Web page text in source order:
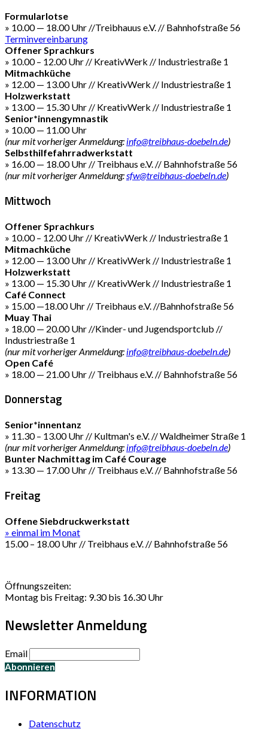
Formularlotse
» 10.00 — 18.00 Uhr //Treibhauus e.V. // Bahnhofstraße 56
Terminvereinbarung
Offener Sprachkurs
» 10.00 – 12.00 Uhr // KreativWerk // Industriestraße 1
Mitmachküche
» 12.00 — 13.00 Uhr // KreativWerk // Industriestraße 1
Holzwerkstatt
» 13.00 — 15.30 Uhr // KreativWerk // Industriestraße 1
Senior*innengymnastik
» 10.00 — 11.00 Uhr
(nur mit vorheriger Anmeldung: info@treibhaus-doebeln.de)
Selbsthilfefahrradwerkstatt
» 16.00 — 18.00 Uhr // Treibhaus e.V. // Bahnhofstraße 56
(nur mit vorheriger Anmeldung:sfw@treibhaus-doebeln.de)
Mittwoch
Offener Sprachkurs
» 10.00 – 12.00 Uhr // KreativWerk // Industriestraße 1
Mitmachküche
» 12.00 — 13.00 Uhr // KreativWerk // Industriestraße 1
Holzwerkstatt
» 13.00 — 15.30 Uhr // KreativWerk // Industriestraße 1
Café Connect
» 15.00 —18.00 Uhr // Treibhaus e.V. //Bahnhofstraße 56
Muay Thai
» 18.00 — 20.00 Uhr //Kinder- und Jugendsportclub //
Industriestraße 1
(nur mit vorheriger Anmeldung: info@treibhaus-doebeln.de)
Open Café
» 18.00 — 21.00 Uhr // Treibhaus e.V. // Bahnhofstraße 56
Donnerstag
Senior*innentanz
» 11.30 – 13.00 Uhr // Kultman's e.V. // Waldheimer Straße 1
(nur mit vorheriger Anmeldung: info@treibhaus-doebeln.de)
Bunter Nachmittag im Café Courage
» 13.30 — 17.00 Uhr // Treibhaus e.V. // Bahnhofstraße 56
Freitag
Offene Siebdruckwerkstatt
» einmal im Monat
15.00 – 18.00 Uhr // Treibhaus e.V. // Bahnhofstraße 56
Öffnungszeiten:
Montag bis Freitag: 9.30 bis 16.30 Uhr
Newsletter Anmeldung
Email
INFORMATION
Datenschutz